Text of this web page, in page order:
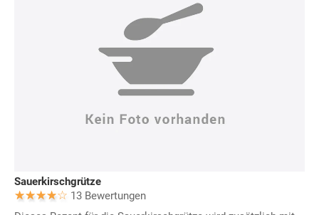
Sauerkirschgrütze
13 Bewertungen